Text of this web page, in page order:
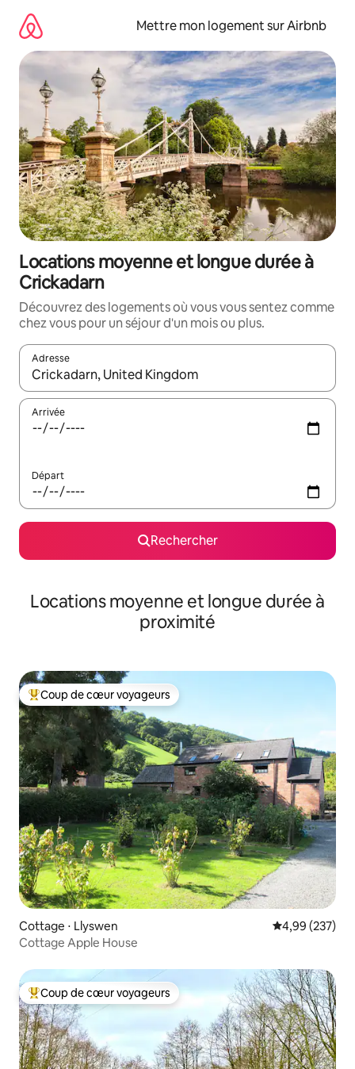
directement
contenu
Mettre mon logement sur Airbnb
Locations moyenne et longue durée à
Crickadarn
Découvrez des logements où vous vous sentez comme
chez vous pour un séjour d'un mois ou plus.
Adresse
Lorsque les résultats s'affichent, utilisez les flèches vers le
Arrivée
Départ
Rechercher
Locations moyenne et longue durée à
proximité
Coups de cœur voyageurs les plus appréciés
Coup de cœur voyageurs
Cottage ⋅ Llyswen Évaluation
4,99 (237)
Cottage Apple House
Coups de cœur voyageurs les plus appréciés
Coup de cœur voyageurs